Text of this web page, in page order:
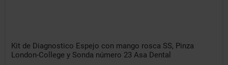
Kit de Diagnostico Espejo con mango rosca SS, Pinza
London-College y Sonda número 23 Asa Dental